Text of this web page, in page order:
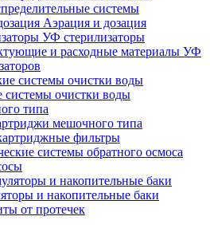
системы
Аэрация и дозация
УФ стерилизаторы
и расходные материалы УФ
системы очистки воды
типа
мешочного типа
фильтры
системы обратного осмоса
и накопительные баки
от протечек